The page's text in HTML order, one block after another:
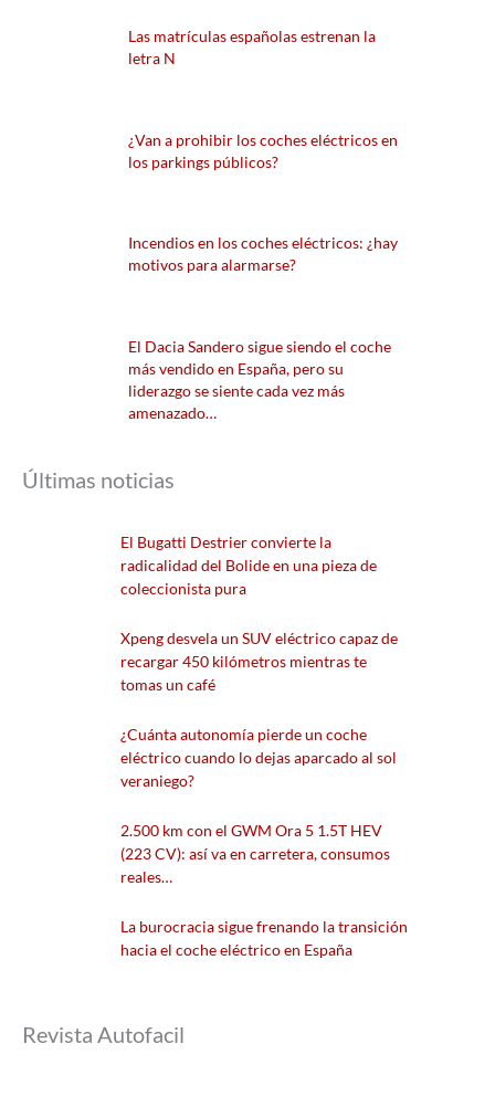
Las matrículas españolas estrenan la
letra N
¿Van a prohibir los coches eléctricos en
los parkings públicos?
Incendios en los coches eléctricos: ¿hay
motivos para alarmarse?
El Dacia Sandero sigue siendo el coche
más vendido en España, pero su
liderazgo se siente cada vez más
amenazado…
Últimas noticias
El Bugatti Destrier convierte la
radicalidad del Bolide en una pieza de
coleccionista pura
Xpeng desvela un SUV eléctrico capaz de
recargar 450 kilómetros mientras te
tomas un café
¿Cuánta autonomía pierde un coche
eléctrico cuando lo dejas aparcado al sol
veraniego?
2.500 km con el GWM Ora 5 1.5T HEV
(223 CV): así va en carretera, consumos
reales…
La burocracia sigue frenando la transición
hacia el coche eléctrico en España
Revista Autofacil